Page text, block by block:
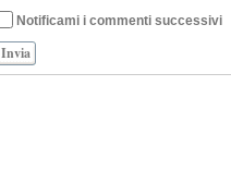
Notificami i commenti successivi
Invia